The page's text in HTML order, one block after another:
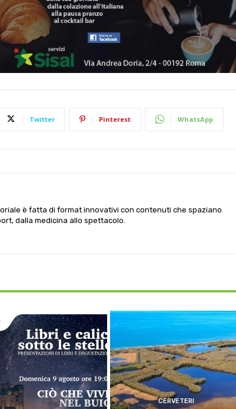
Twitter Pinterest WhatsApp
è fatta di format innovativi con contenuti che spaziano
dalla medicina allo spettacolo.
CERVETERI